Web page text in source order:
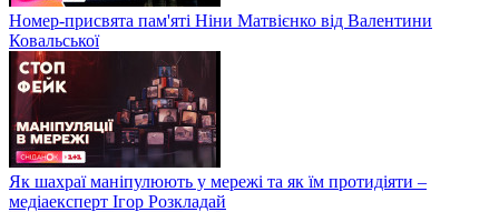
Номер-присвята пам'яті Ніни Матвієнко від Валентини
Ковальської
Як шахраї маніпулюють у мережі та як їм протидіяти –
медіаексперт Ігор Розкладай